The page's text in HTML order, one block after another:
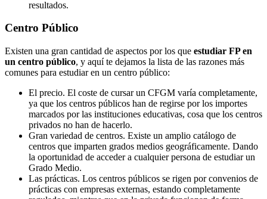
resultados.
Centro Público
Existen una gran cantidad de aspectos por los que estudiar FP en
un centro público, y aquí te dejamos la lista de las razones más
comunes para estudiar en un centro público:
El precio. El coste de cursar un CFGM varía completamente,
ya que los centros públicos han de regirse por los importes
marcados por las instituciones educativas, cosa que los centros
privados no han de hacerlo.
Gran variedad de centros. Existe un amplio catálogo de
centros que imparten grados medios geográficamente. Dando
la oportunidad de acceder a cualquier persona de estudiar un
Grado Medio.
Las prácticas. Los centros públicos se rigen por convenios de
prácticas con empresas externas, estando completamente